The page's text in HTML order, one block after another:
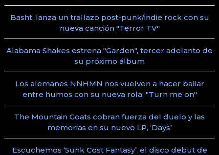
Basht. lanza un trallazo post-punk/indie rock con su
nueva canción "Terror TV"
Alabama Shakes estrena "Garden", tercer adelanto de
su próximo álbum
Los alemanes NNHMN nos vuelven a hacer bailar
entre humos con su nueva rola: "Turn me on"
The Mountain Goats cobran fuerza del duelo y las
memorias en su nuevo LP, ‘Days’
Escuchemos ‘Sunk Cost Fantasy’, el disco debut de